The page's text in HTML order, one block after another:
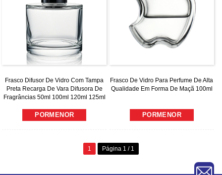
Frasco Difusor De Vidro Com Tampa
Preta Recarga De Vara Difusora De
Fragrâncias 50ml 100ml 120ml 125ml
PORMENOR
Frasco De Vidro Para Perfume De Alta
Qualidade Em Forma De Maçã 100ml
PORMENOR
1 Página 1 / 1